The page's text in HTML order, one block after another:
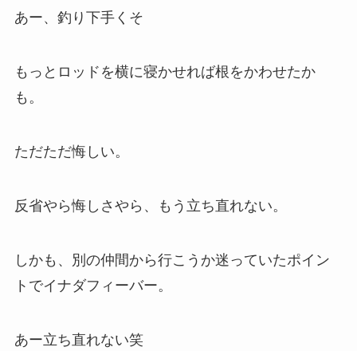
あー、釣り下手くそ
もっとロッドを横に寝かせれば根をかわせたか
も。
ただただ悔しい。
反省やら悔しさやら、もう立ち直れない。
しかも、別の仲間から行こうか迷っていたポイン
トでイナダフィーバー。
あー立ち直れない笑